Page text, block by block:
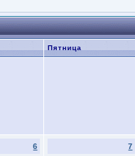
Пятница
6
7